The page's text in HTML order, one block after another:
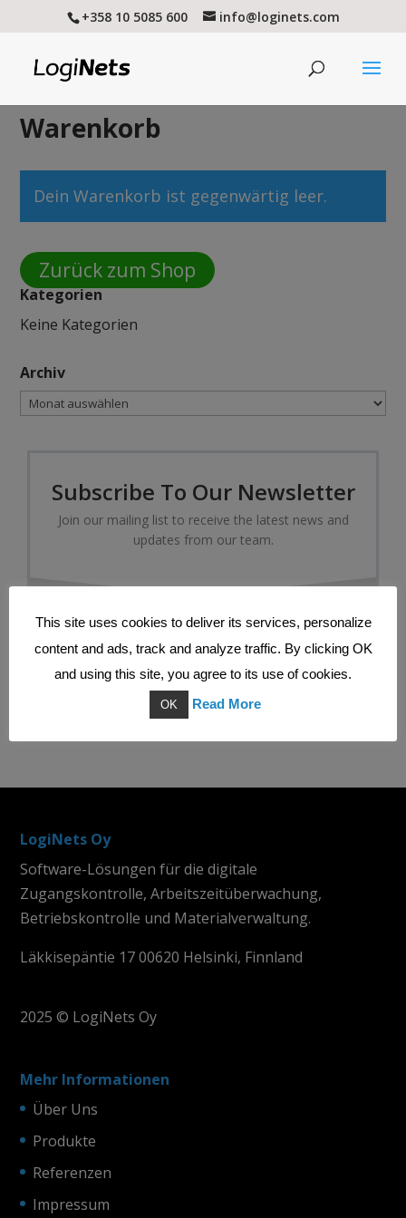
+358 10 5085 600 info@loginets.com
Warenkorb
Dein Warenkorb ist gegenwärtig leer.
Zurück zum Shop
Kategorien
Keine Kategorien
Archiv
Archiv
Subscribe To Our Newsletter
Join our mailing list to receive the latest news and
updates from our team.
SUBSCRIBE
LogiNets Oy
Software-Lösungen für die digitale
Zugangskontrolle, Arbeitszeitüberwachung,
Betriebskontrolle und Materialverwaltung.
Läkkisepäntie 17 00620 Helsinki, Finnland
2025 © LogiNets Oy
Mehr Informationen
Über Uns
Produkte
Referenzen
Impressum
This site uses cookies to deliver its services, personalize
content and ads, track and analyze traffic. By clicking OK
and using this site, you agree to its use of cookies.
OK Read More